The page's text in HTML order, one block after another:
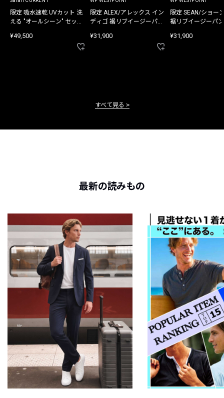
限定 吸水速乾 UVカット 洗
える "オールシーン" セット
¥49,500
限定 ALEX/アレックス イン
ディゴ 裾リブイージーパン
¥31,900
限定 SEAN/ショー
裾リブイージーパ
¥31,900
すべて見る
最新の読みもの